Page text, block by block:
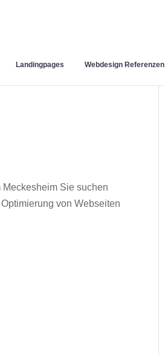
Landingpages Webdesign Referenzen
Sie suchen
von Webseiten